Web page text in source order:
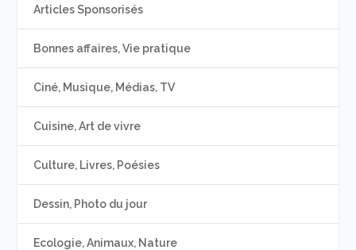
Articles Sponsorisés
Bonnes affaires, Vie pratique
Ciné, Musique, Médias, TV
Cuisine, Art de vivre
Culture, Livres, Poésies
Dessin, Photo du jour
Ecologie, Animaux, Nature